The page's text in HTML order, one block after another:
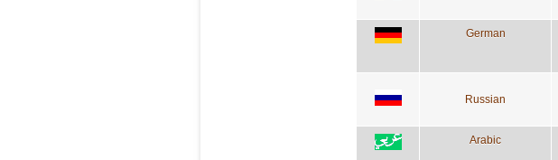
German
Russian
Arabic